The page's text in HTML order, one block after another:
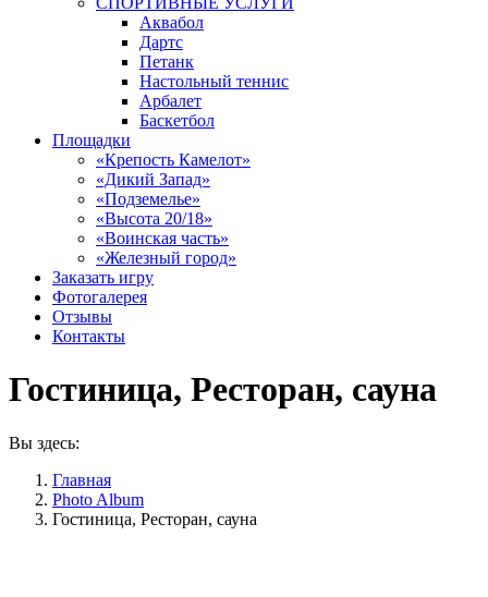
Аквабол
Дартс
Петанк
Настольный теннис
Арбалет
Баскетбол
Площадки
«Крепость Камелот»
«Дикий Запад»
«Подземелье»
«Высота 20/18»
«Воинская часть»
«Железный город»
Заказать игру
Фотогалерея
Отзывы
Контакты
Гостиница, Ресторан, сауна
Вы здесь:
Главная
Photo Album
Гостиница, Ресторан, сауна